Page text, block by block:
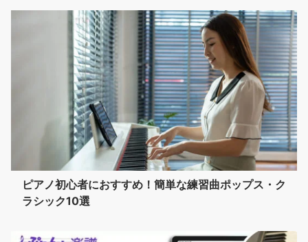
ピアノ初心者におすすめ！簡単な練習曲ポップス・ク
ラシック10選